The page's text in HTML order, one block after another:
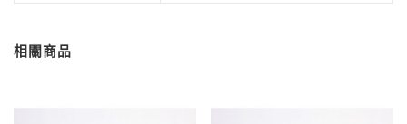
相關商品